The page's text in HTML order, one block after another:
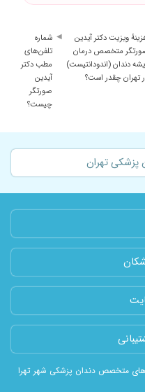
ویزیت دکتر آیدین
متخصص درمان
دندان (اندودانتیست)
تهران چقدر است؟
شماره
تلفن‌های
مطب دکتر
آیدین
صورتگر
چیست؟
پزشکی تهران
های متخصص دندان پزشکی شهر تهران